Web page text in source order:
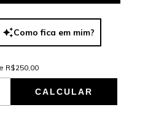
Como fica em mim?
R$250,00
ALTERAR CEP
R$250,00
CALCULAR